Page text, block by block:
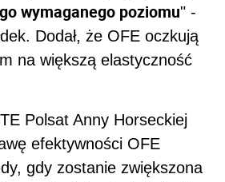
wymaganego poziomu" -
Dodał, że OFE oczkują
na większą elastyczność
Polsat Anny Horseckiej
efektywności OFE
gdy zostanie zwiększona